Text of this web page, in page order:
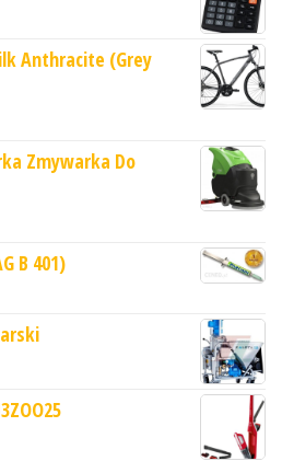
Anthracite (Grey
Zmywarka Do
B 401)